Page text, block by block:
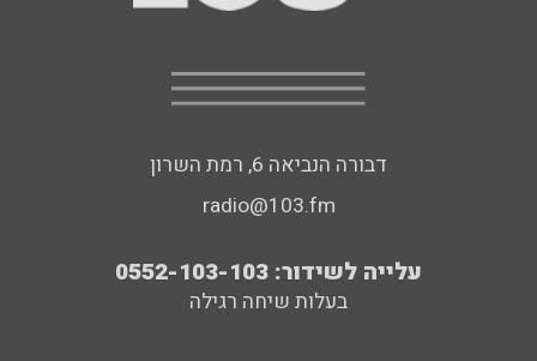
דבורה הנביאה 6, רמת השרון
radio@103.fm
עלייה לשידור: 0552-103-103
בעלות שיחה רגילה